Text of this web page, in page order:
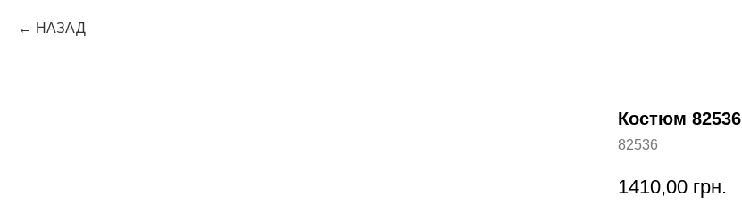
НАЗАД
Костюм 82536
82536
1410,00 грн.